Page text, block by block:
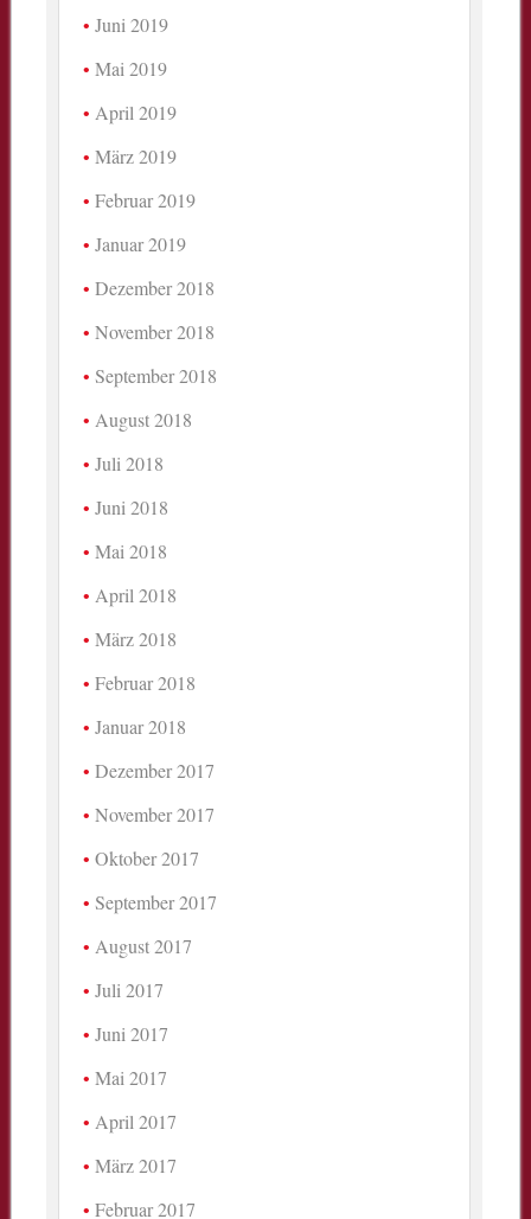
Juni 2019
Mai 2019
April 2019
März 2019
Februar 2019
Januar 2019
Dezember 2018
November 2018
September 2018
August 2018
Juli 2018
Juni 2018
Mai 2018
April 2018
März 2018
Februar 2018
Januar 2018
Dezember 2017
November 2017
Oktober 2017
September 2017
August 2017
Juli 2017
Juni 2017
Mai 2017
April 2017
März 2017
Februar 2017